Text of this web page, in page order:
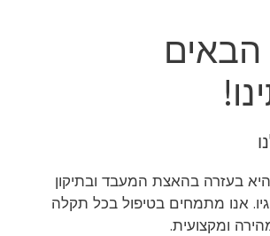
הבאים
בעזרה בהאצת המעבד ובתיקון
אנו מתמחים בטיפול בכל תקלה
ומקצועית.